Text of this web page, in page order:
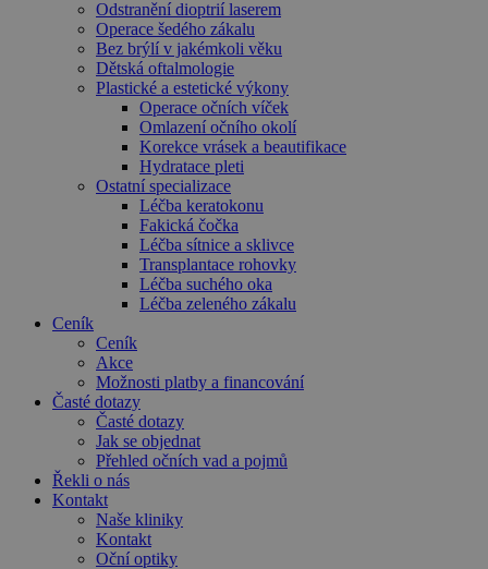
Odstranění dioptrií laserem
Operace šedého zákalu
Bez brýlí v jakémkoli věku
Dětská oftalmologie
Plastické a estetické výkony
Operace očních víček
Omlazení očního okolí
Korekce vrásek a beautifikace
Hydratace pleti
Ostatní specializace
Léčba keratokonu
Fakická čočka
Léčba sítnice a sklivce
Transplantace rohovky
Léčba suchého oka
Léčba zeleného zákalu
Ceník
Ceník
Akce
Možnosti platby a financování
Časté dotazy
Časté dotazy
Jak se objednat
Přehled očních vad a pojmů
Řekli o nás
Kontakt
Naše kliniky
Kontakt
Oční optiky